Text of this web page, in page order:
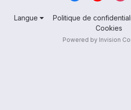
Langue Politique de
Cookies
Powered by Invision